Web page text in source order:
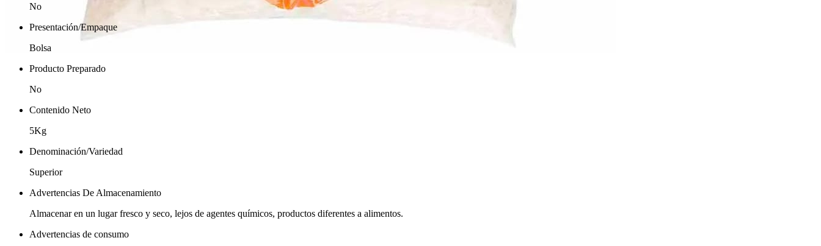
No
Presentación/Empaque
Bolsa
Producto Preparado
No
Contenido Neto
5Kg
Denominación/Variedad
Superior
Advertencias De Almacenamiento
Almacenar en un lugar fresco y seco, lejos de agentes químicos, productos diferentes a alimentos.
Advertencias de consumo